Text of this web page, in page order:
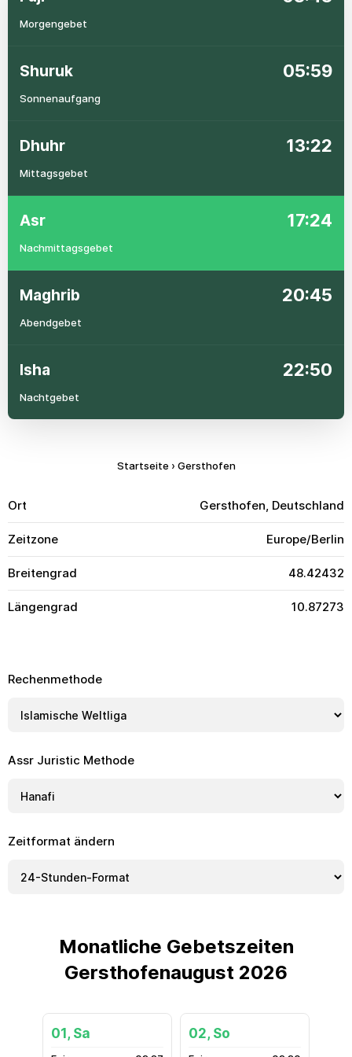
Morgengebet
Shuruk 05:59
Sonnenaufgang
Dhuhr 13:22
Mittagsgebet
Asr 17:24
Nachmittagsgebet
Maghrib 20:45
Abendgebet
Isha 22:50
Nachtgebet
Startseite › Gersthofen
Ort Gersthofen, Deutschland
Zeitzone Europe/Berlin
Breitengrad 48.42432
Längengrad 10.87273
Rechenmethode
Assr Juristic Methode
Zeitformat ändern
Monatliche Gebetszeiten
Gersthofenaugust 2026
01, Sa 02, So